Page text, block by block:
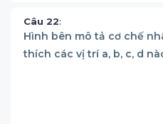
Câu 22:
Hình bên mô tả cơ chế
thích các vị trí a, b, c, d